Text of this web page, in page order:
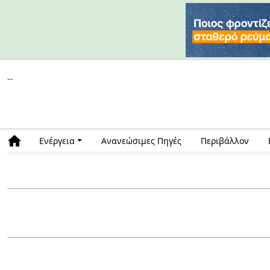
--
Ενέργεια Ανανεώσιμες Πηγές Περιβάλλον